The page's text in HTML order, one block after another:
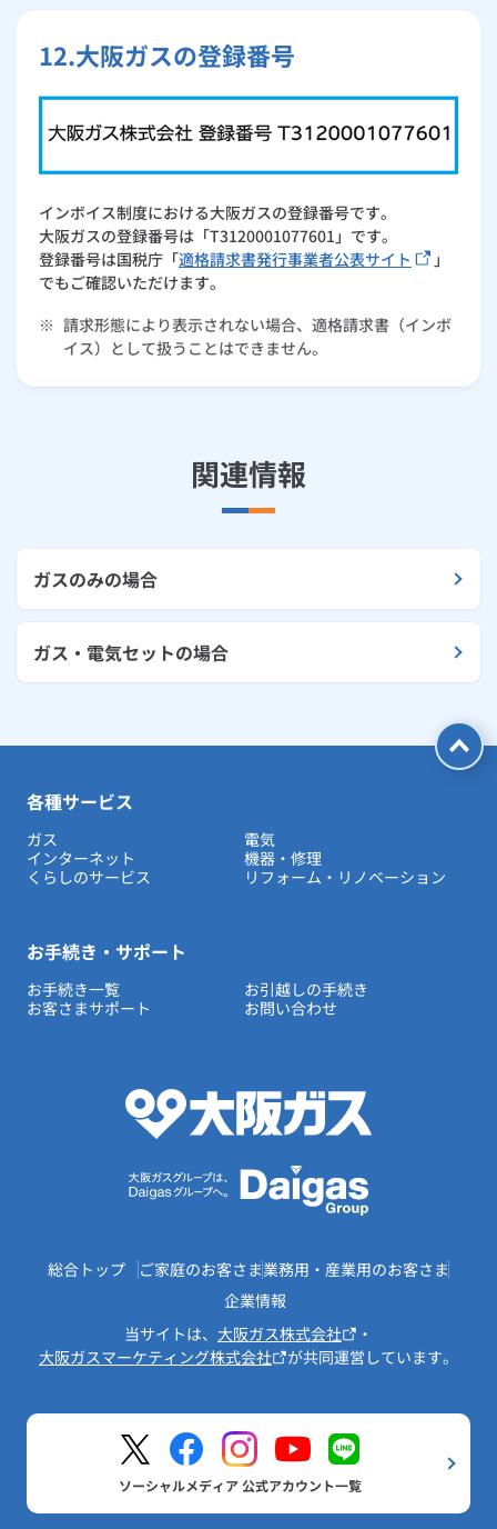
12.大阪ガスの登録番号
インボイス制度における大阪ガスの登録番号です。
大阪ガスの登録番号は「T3120001077601」です。
登録番号は国税庁「適格請求書発行事業者公表サイト
」
でもご確認いただけます。
※ 請求形態により表示されない場合、適格請求書（インボ
イス）として扱うことはできません。
関連情報
ガスのみの場合
ガス・電気セットの場合
各種サービス
ガス
電気
インターネット
機器・修理
くらしのサービス
リフォーム・リノベーション
お手続き・サポート
お手続き一覧
お引越しの手続き
お客さまサポート
お問い合わせ
総合トップ ご家庭のお客さま業務用・産業用のお客さま
企業情報
当サイトは、 大阪ガス株式会社
・
大阪ガスマーケティング株式会社
が共同運営しています。
ソーシャルメディア 公式アカウント一覧